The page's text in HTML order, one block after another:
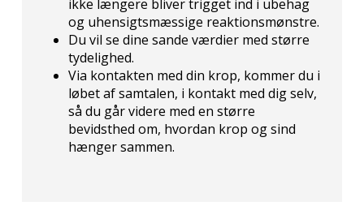
ikke længere bliver trigget ind i ubehag
og uhensigtsmæssige reaktionsmønstre.
Du vil se dine sande værdier med større
tydelighed.
Via kontakten med din krop, kommer du i
løbet af samtalen, i kontakt med dig selv,
så du går videre med en større
bevidsthed om, hvordan krop og sind
hænger sammen.